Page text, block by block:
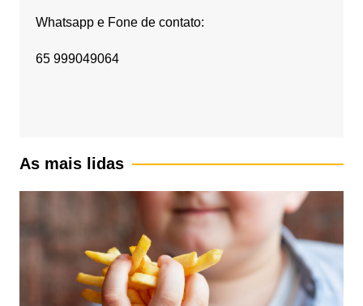
Whatsapp e Fone de contato:
65 999049064
As mais lidas